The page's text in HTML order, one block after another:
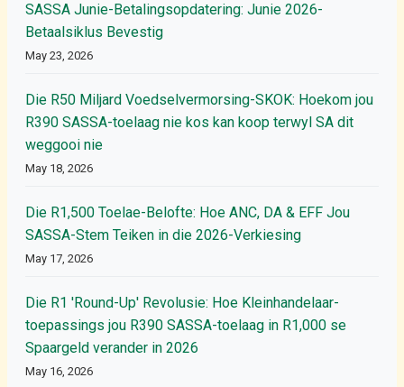
SASSA Junie-Betalingsopdatering: Junie 2026-
Betaalsiklus Bevestig
May 23, 2026
Die R50 Miljard Voedselvermorsing-SKOK: Hoekom jou
R390 SASSA-toelaag nie kos kan koop terwyl SA dit
weggooi nie
May 18, 2026
Die R1,500 Toelae-Belofte: Hoe ANC, DA & EFF Jou
SASSA-Stem Teiken in die 2026-Verkiesing
May 17, 2026
Die R1 'Round-Up' Revolusie: Hoe Kleinhandelaar-
toepassings jou R390 SASSA-toelaag in R1,000 se
Spaargeld verander in 2026
May 16, 2026